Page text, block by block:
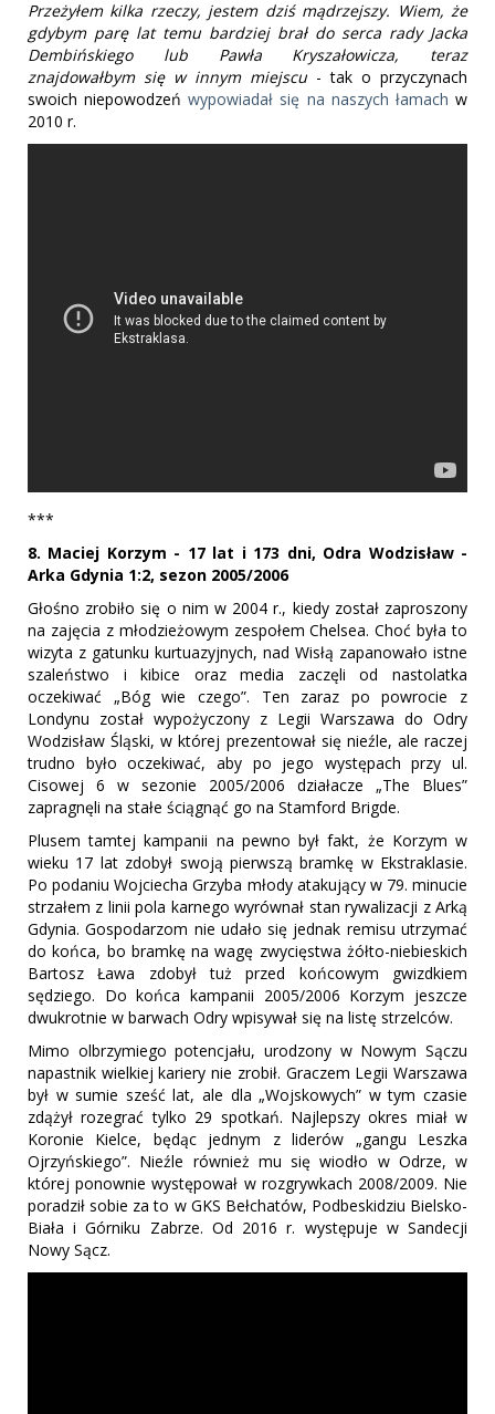
Przeżyłem kilka rzeczy, jestem dziś mądrzejszy. Wiem, że
gdybym parę lat temu bardziej brał do serca rady Jacka
Dembińskiego lub Pawła Kryszałowicza, teraz
znajdowałbym się w innym miejscu- tak o przyczynach
swoich niepowodzeńwypowiadał się na naszych łamach w
2010 r.
***
8. Maciej Korzym - 17 lat i 173 dni, Odra Wodzisław -
Arka Gdynia 1:2, sezon 2005/2006
Głośno zrobiło się o nim w 2004 r., kiedy został zaproszony
na zajęcia z młodzieżowym zespołem Chelsea. Choć była to
wizyta z gatunku kurtuazyjnych, nad Wisłą zapanowało istne
szaleństwo i kibice oraz media zaczęli od nastolatka
oczekiwać „Bóg wie czego”. Ten zaraz po powrocie z
Londynu został wypożyczony z Legii Warszawa do Odry
Wodzisław Śląski, w której prezentował się nieźle, ale raczej
trudno było oczekiwać, aby po jego występach przy ul.
Cisowej 6 w sezonie 2005/2006 działacze „The Blues”
zapragnęli na stałe ściągnąć go na Stamford Brigde.
Plusem tamtej kampanii na pewno był fakt, że Korzym w
wieku 17 lat zdobył swoją pierwszą bramkę w Ekstraklasie.
Po podaniu Wojciecha Grzyba młody atakujący w 79. minucie
strzałem z linii pola karnego wyrównał stan rywalizacji z Arką
Gdynia. Gospodarzom nie udało się jednak remisu utrzymać
do końca, bo bramkę na wagę zwycięstwa żółto-niebieskich
Bartosz Ława zdobył tuż przed końcowym gwizdkiem
sędziego. Do końca kampanii 2005/2006 Korzym jeszcze
dwukrotnie w barwach Odry wpisywał się na listę strzelców.
Mimo olbrzymiego potencjału, urodzony w Nowym Sączu
napastnik wielkiej kariery nie zrobił. Graczem Legii Warszawa
był w sumie sześć lat, ale dla „Wojskowych” w tym czasie
zdążył rozegrać tylko 29 spotkań. Najlepszy okres miał w
Koronie Kielce, będąc jednym z liderów „gangu Leszka
Ojrzyńskiego”. Nieźle również mu się wiodło w Odrze, w
której ponownie występował w rozgrywkach 2008/2009. Nie
poradził sobie za to w GKS Bełchatów, Podbeskidziu Bielsko-
Biała i Górniku Zabrze. Od 2016 r. występuje w Sandecji
Nowy Sącz.